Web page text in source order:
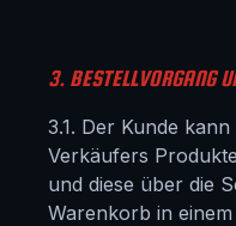
3. BESTELLVORGANG
3.1. Der Kunde
Verkäufers
und diese über die
Warenkorb in